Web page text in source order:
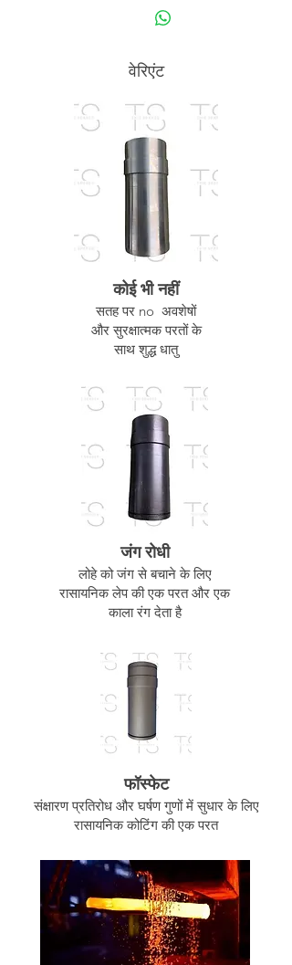
वेरिएंट
कोई भी नहीं
सतह पर no अवशेषों
और सुरक्षात्मक परतों के
साथ शुद्ध धातु
जंग रोधी
लोहे को जंग से बचाने के लिए
रासायनिक लेप की एक परत और एक
काला रंग देता है
फॉस्फेट
संक्षारण प्रतिरोध और घर्षण गुणों में सुधार के लिए
रासायनिक कोटिंग की एक परत